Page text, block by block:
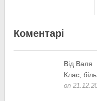
Коментарі
Від Валя
Клас,
on